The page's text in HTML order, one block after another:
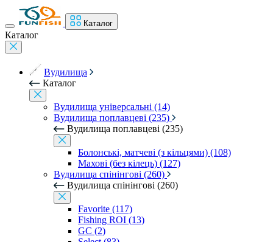
Каталог
Каталог
Вудилища
Каталог
Вудилища універсальні (14)
Вудилища поплавцеві (235)
Вудилища поплавцеві (235)
Болонські, матчеві (з кільцями) (108)
Махові (без кілець) (127)
Вудилища спінінгові (260)
Вудилища спінінгові (260)
Favorite (117)
Fishing ROI (13)
GC (2)